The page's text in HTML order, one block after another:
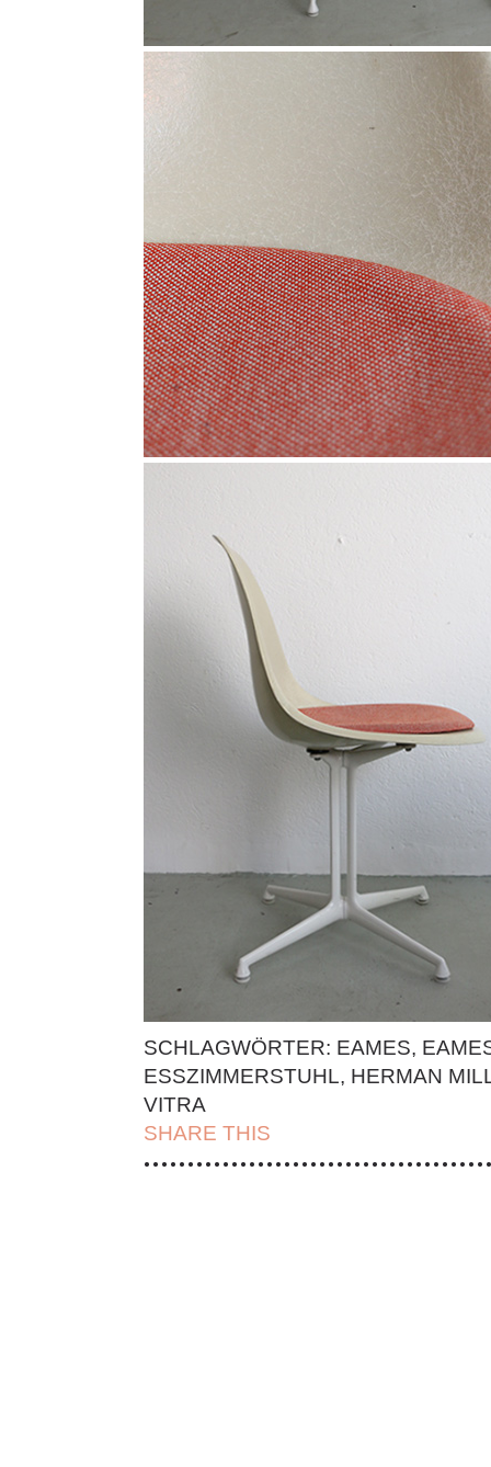
SCHLAGWÖRTER: EAMES,
ESSZIMMERSTUHL, HERMAN
VITRA
SHARE THIS